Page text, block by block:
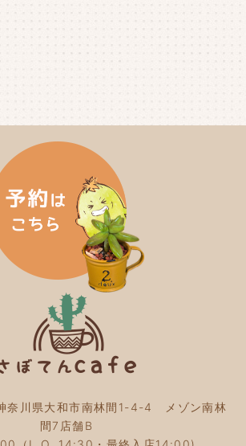
川県大和市南林間1-4-4 メゾン南林
間7店舗B